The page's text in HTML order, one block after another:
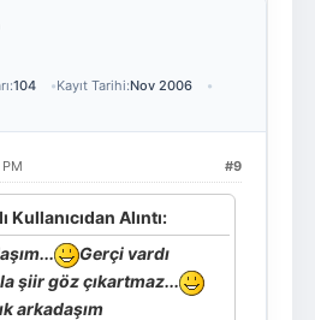
104 Kayıt Tarihi:Nov 2006
#9
Alıntı:
Gerçi vardı
şiir göz çıkartmaz...
arkadaşım